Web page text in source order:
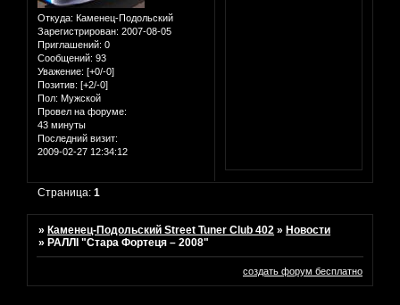
Откуда: Каменец-Подольский
Зарегистрирован: 2007-08-05
Приглашений: 0
Сообщений: 93
Уважение: [+0/-0]
Позитив: [+2/-0]
Пол: Мужской
Провел на форуме:
43 минуты
Последний визит:
2009-02-27 12:34:12
Страница:1
» Каменец-Подольский Street Tuner Club 402 » Новости
» РАЛЛІ "Стара Фортеця – 2008"
создать форум бесплатно